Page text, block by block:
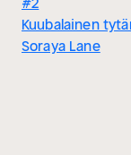
Kuubalainen
Soraya Lane